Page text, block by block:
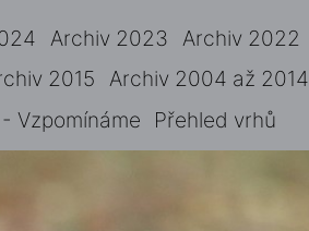
Archiv 2023 Archiv 2022
2015 Archiv 2004 až 2014
Vzpomínáme Přehled vrhů